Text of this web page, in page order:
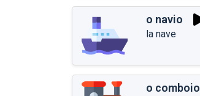
o navio
la nave
o comboio